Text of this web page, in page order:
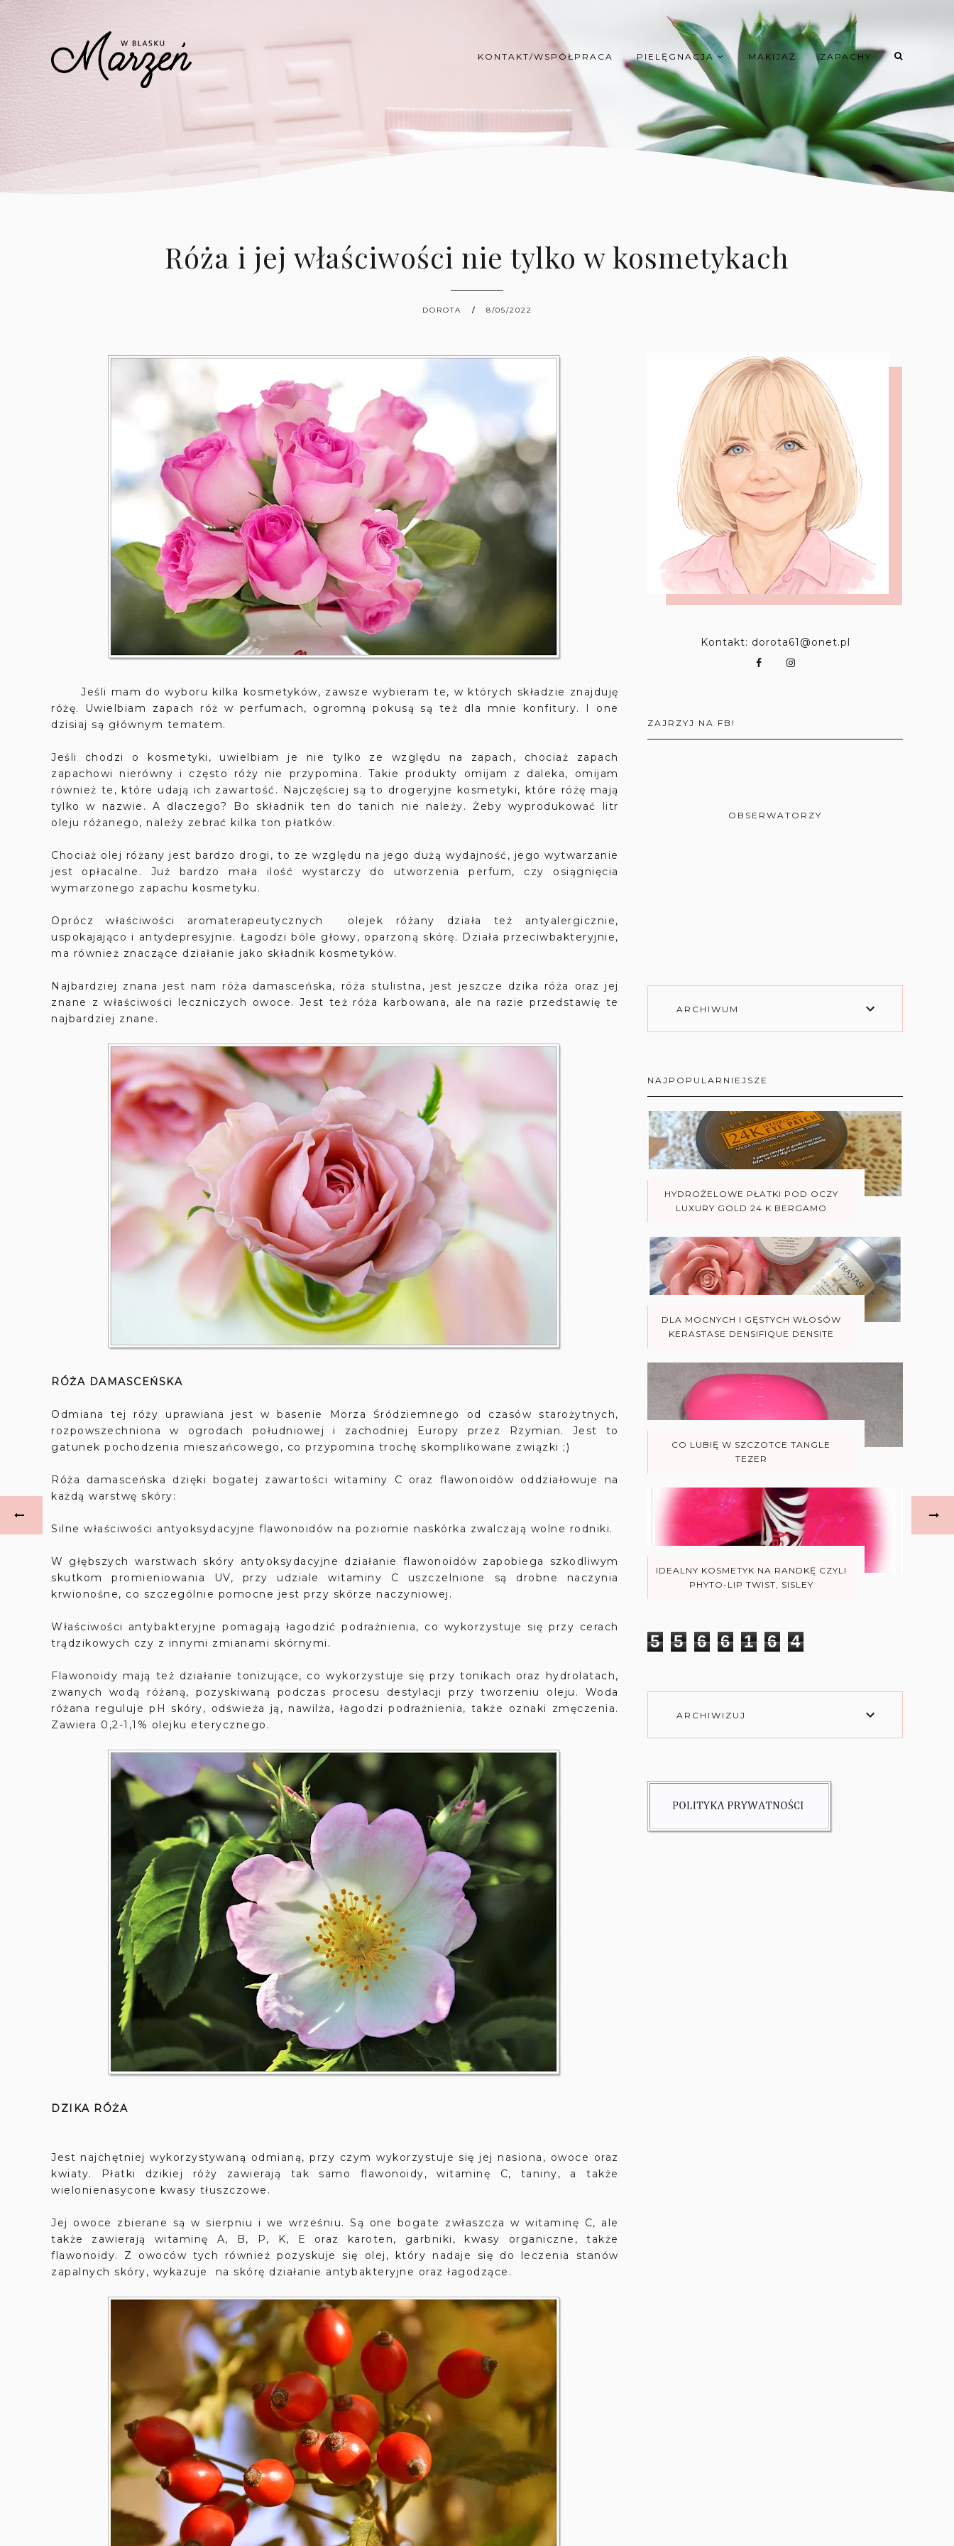
KONTAKT/WSPÓŁPRACA PIELĘGNACJA MAKIJAŻ ZAPACHY
Róża i jej właściwości nie tylko w kosmetykach
DOROTA 8/05/2022
Jeśli mam do wyboru kilka kosmetyków, zawsze wybieram te, w których składzie znajduję
różę. Uwielbiam zapach róż w perfumach, ogromną pokusą są też dla mnie konfitury. I one
dzisiaj są głównym tematem.
Jeśli chodzi o kosmetyki, uwielbiam je nie tylko ze względu na zapach, chociaż zapach
zapachowi nierówny i często róży nie przypomina. Takie produkty omijam z daleka, omijam
również te, które udają ich zawartość. Najczęściej są to drogeryjne kosmetyki, które różę mają
tylko w nazwie. A dlaczego? Bo składnik ten do tanich nie należy. Żeby wyprodukować litr
oleju różanego, należy zebrać kilka ton płatków.
Chociaż olej różany jest bardzo drogi, to ze względu na jego dużą wydajność, jego wytwarzanie
jest opłacalne. Już bardzo mała ilość wystarczy do utworzenia perfum, czy osiągnięcia
wymarzonego zapachu kosmetyku.
Oprócz właściwości aromaterapeutycznych olejek różany działa też antyalergicznie,
uspokajająco i antydepresyjnie. Łagodzi bóle głowy, oparzoną skórę. Działa przeciwbakteryjnie,
ma również znaczące działanie jako składnik kosmetyków.
Najbardziej znana jest nam róża damasceńska, róża stulistna, jest jeszcze dzika róża oraz jej
znane z właściwości leczniczych owoce. Jest też róża karbowana, ale na razie przedstawię te
najbardziej znane.
RÓŻA DAMASCEŃSKA
Odmiana tej róży uprawiana jest w basenie Morza Śródziemnego od czasów starożytnych,
rozpowszechniona w ogrodach południowej i zachodniej Europy przez Rzymian. Jest to
gatunek pochodzenia mieszańcowego, co przypomina trochę skomplikowane związki ;)
Róża damasceńska dzięki bogatej zawartości witaminy C oraz flawonoidów oddziałowuje na
każdą warstwę skóry:
Silne właściwości antyoksydacyjne flawonoidów na poziomie naskórka zwalczają wolne rodniki.
W głębszych warstwach skóry antyoksydacyjne działanie flawonoidów zapobiega szkodliwym
skutkom promieniowania UV, przy udziale witaminy C uszczelnione są drobne naczynia
krwionośne, co szczególnie pomocne jest przy skórze naczyniowej.
Właściwości antybakteryjne pomagają łagodzić podrażnienia, co wykorzystuje się przy cerach
trądzikowych czy z innymi zmianami skórnymi.
Flawonoidy mają też działanie tonizujące, co wykorzystuje się przy tonikach oraz hydrolatach,
zwanych wodą różaną, pozyskiwaną podczas procesu destylacji przy tworzeniu oleju. Woda
różana reguluje pH skóry, odświeża ją, nawilża, łagodzi podrażnienia, także oznaki zmęczenia.
Zawiera 0,2-1,1% olejku eterycznego.
DZIKA RÓŻA
Jest najchętniej wykorzystywaną odmianą, przy czym wykorzystuje się jej nasiona, owoce oraz
kwiaty. Płatki dzikiej róży zawierają tak samo flawonoidy, witaminę C, taniny, a także
wielonienasycone kwasy tłuszczowe.
Jej owoce zbierane są w sierpniu i we wrześniu. Są one bogate zwłaszcza w witaminę C, ale
także zawierają witaminę A, B, P, K, E oraz karoten, garbniki, kwasy organiczne, także
flawonoidy. Z owoców tych również pozyskuje się olej, który nadaje się do leczenia stanów
zapalnych skóry, wykazuje na skórę działanie antybakteryjne oraz łagodzące.
Kontakt: dorota61@onet.pl
ZAJRZYJ NA FB!
OBSERWATORZY
ARCHIWUM
NAJPOPULARNIEJSZE
HYDROŻELOWE PŁATKI POD OCZY
LUXURY GOLD 24 K BERGAMO
DLA MOCNYCH I GĘSTYCH WŁOSÓW
KERASTASE DENSIFIQUE DENSITE
CO LUBIĘ W SZCZOTCE TANGLE
TEZER
IDEALNY KOSMETYK NA RANDKĘ CZYLI
PHYTO-LIP TWIST, SISLEY
5 5 6 6 1 6 4
ARCHIWIZUJ